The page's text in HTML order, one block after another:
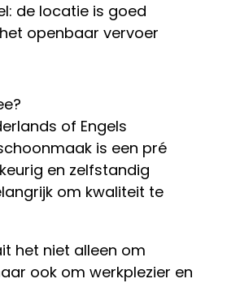
de locatie is goed
openbaar vervoer
of Engels
is een pré
en zelfstandig
om kwaliteit te
het niet alleen om
ook om werkplezier en